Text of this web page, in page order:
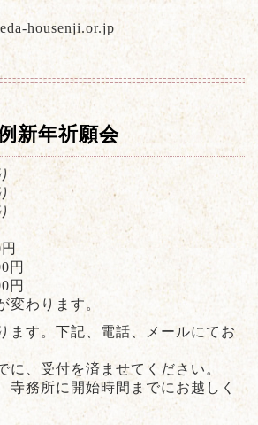
housenji.or.jp
新年祈願会
円
円
変わります。
ます。下記、電話、メールにてお
に、受付を済ませてください。
寺務所に開始時間までにお越しく